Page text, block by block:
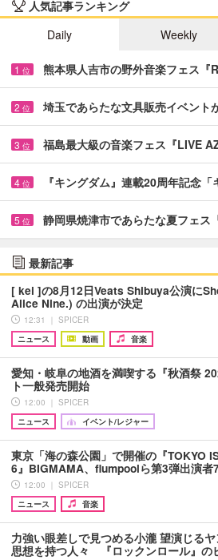
人気記事ランキング
Daily
Weekly
1 位 熊本県人吉市の野外音楽フェス
2 位 埼玉であらたな文具販売イベン
3 位 福島最大級の音楽フェス『LIVE
4 位 『キングダム』連載20周年記念
5 位 静岡県焼津市であらたな夏フェ
最新記事
[ kei ]の8月12日Veats Shibuya公演に
Alice Nine.) の出演が決定
12:31 ｜ SPICER
ニュース
動画 音楽
愛知・岐阜の地酒を満喫する『秋酒祭
ト一般発売開始
12:00 ｜ SPICER
ニュース
イベント/レジャー
東京「海の森公園」で開催の『TOKYO
6』BIGMAMA、flumpoolら第3弾出演
12:00 ｜ SPICER
ニュース
音楽
力強い眼差しで見つめる小瀧 望演じる
思想を持つ人々 『ロックンロール』の